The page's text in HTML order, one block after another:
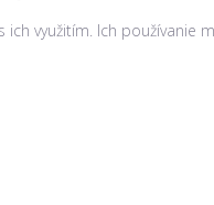
využitím. Ich